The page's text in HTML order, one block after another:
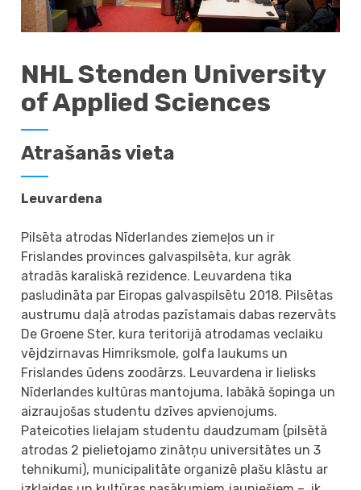
NHL Stenden University
of Applied Sciences
Atrašanās vieta
Leuvardena
Pilsēta atrodas Nīderlandes ziemeļos un ir
Frislandes provinces galvaspilsēta, kur agrāk
atradās karaliskā rezidence. Leuvardena tika
pasludināta par Eiropas galvaspilsētu 2018. Pilsētas
austrumu daļā atrodas pazīstamais dabas rezervāts
De Groene Ster, kura teritorijā atrodamas veclaiku
vējdzirnavas Himriksmole, golfa laukums un
Frislandes ūdens zoodārzs. Leuvardena ir lielisks
Nīderlandes kultūras mantojuma, labākā šopinga un
aizraujošas studentu dzīves apvienojums.
Pateicoties lielajam studentu daudzumam (pilsētā
atrodas 2 pielietojamo zinātņu universitātes un 3
tehnikumi), municipalitāte organizē plašu klāstu ar